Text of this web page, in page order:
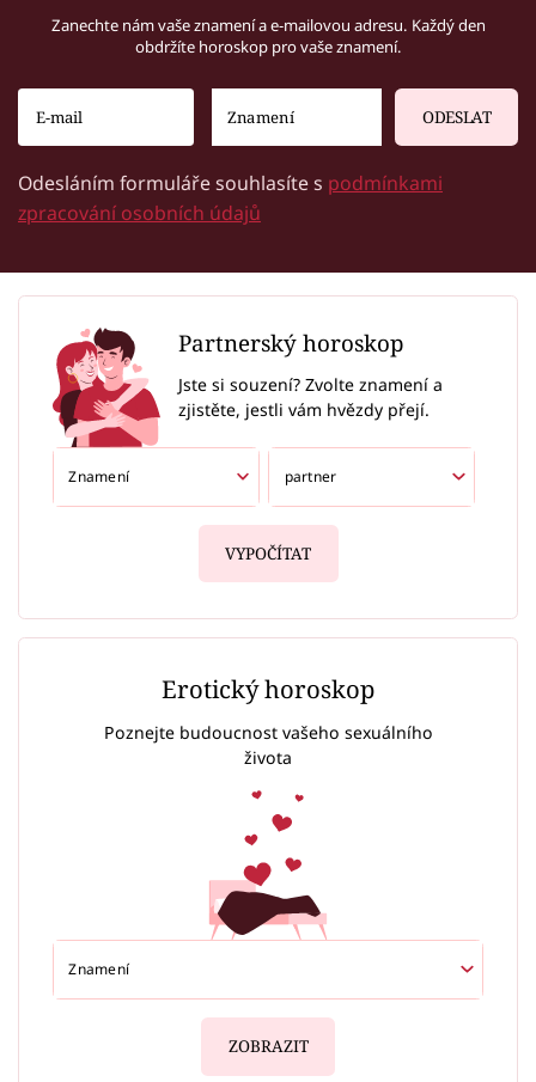
Zanechte nám vaše znamení a e-mailovou adresu. Každý den
obdržíte horoskop pro vaše znamení.
ODESLAT
Odesláním formuláře souhlasíte s podmínkami
zpracování osobních údajů
Partnerský horoskop
Jste si souzení? Zvolte znamení a
zjistěte, jestli vám hvězdy přejí.
VYPOČÍTAT
Erotický horoskop
Poznejte budoucnost vašeho sexuálního
života
ZOBRAZIT